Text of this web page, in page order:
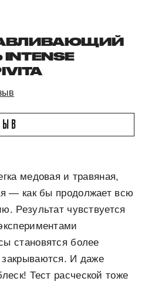
медовая и травяная,
— как бы продолжает всю
Результат чувствуется
становятся более
И даже
Тест расческой тоже